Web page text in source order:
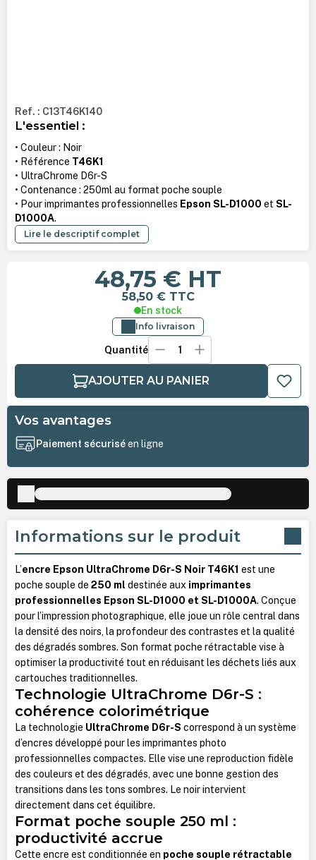
Ref. : C13T46K140
L'essentiel :
• Couleur : Noir
• Référence T46K1
• UltraChrome D6r-S
• Contenance : 250ml au format poche souple
• Pour imprimantes professionnelles Epson SL-D1000 et SL-
D1000A.
Lire le descriptif complet
48,75 € HT
58,50 € TTC
En stock
Info livraison
Quantité
AJOUTER AU PANIER
Vos avantages
Paiement sécuriséen ligne
Informations sur le produit
L’encre Epson UltraChrome D6r-S Noir T46K1 est une
poche souple de 250 ml destinée aux imprimantes
professionnelles Epson SL-D1000 et SL-D1000A. Conçue
pour l’impression photographique, elle joue un rôle central dans
la densité des noirs, la profondeur des contrastes et la qualité
des dégradés sombres. Son format poche rétractable vise à
optimiser la productivité tout en réduisant les déchets liés aux
cartouches traditionnelles.
Technologie UltraChrome D6r-S :
cohérence colorimétrique
La technologie UltraChrome D6r-S correspond à un système
d’encres développé pour les imprimantes photo
professionnelles compactes. Elle vise une reproduction fidèle
des couleurs et des dégradés, avec une bonne gestion des
transitions dans les tons sombres. Le noir intervient
directement dans cet équilibre.
Format poche souple 250 ml :
productivité accrue
Cette encre est conditionnée en poche souple rétractable